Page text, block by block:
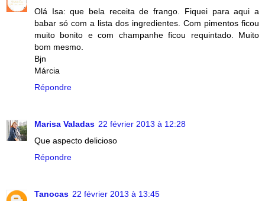
Olá Isa: que bela receita de frango. Fiquei para aqui a
babar só com a lista dos ingredientes. Com pimentos ficou
muito bonito e com champanhe ficou requintado. Muito
bom mesmo.
Bjn
Márcia
Répondre
Marisa Valadas 22 février 2013 à 12:28
Que aspecto delicioso
Répondre
Tanocas 22 février 2013 à 13:45